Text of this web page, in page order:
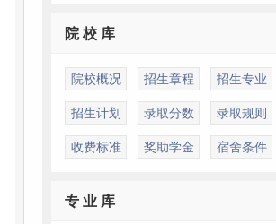
院 校 库
院校概况 招生章程 招生专业
招生计划 录取分数 录取规则
收费标准 奖助学金 宿舍条件
专 业 库